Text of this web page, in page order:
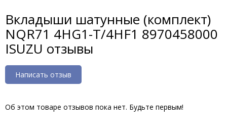
Вкладыши шатунные (комплект)
NQR71 4HG1-T/4HF1 8970458000
ISUZU отзывы
Написать отзыв
Об этом товаре отзывов пока нет. Будьте первым!